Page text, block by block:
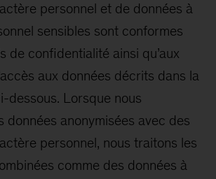
personnel et de données à
sensibles sont conformes
de confidentialité ainsi qu’aux
aux données décrits dans la
dessous. Lorsque nous
données anonymisées avec des
personnel, nous traitons les
comme des données à